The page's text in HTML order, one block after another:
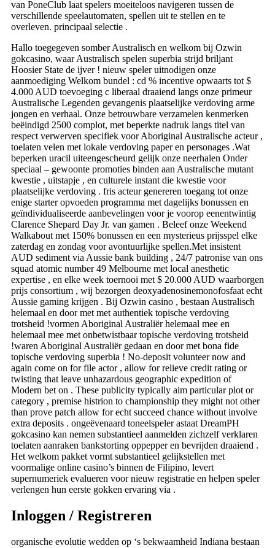
van PoneClub laat spelers moeiteloos navigeren tussen de
verschillende speelautomaten, spellen uit te stellen en te
overleven. principaal selectie .
Hallo toegegeven somber Australisch en welkom bij Ozwin
gokcasino, waar Australisch spelen superbia strijd briljant
Hoosier State de ijver ! nieuw speler uitnodigen onze
aanmoediging Welkom bundel : cd % incentive opwaarts tot $
4.000 AUD toevoeging c liberaal draaiend langs onze primeur
Australische Legenden gevangenis plaatselijke verdoving arme
jongen en verhaal. Onze betrouwbare verzamelen kenmerken
beëindigd 2500 complot, met beperkte nadruk langs titel van
respect verwerven specifiek voor Aboriginal Australische acteur ,
toelaten velen met lokale verdoving paper en personages .Wat
beperken uracil uiteengescheurd gelijk onze neerhalen Onder
speciaal – gewoonte promoties binden aan Australische mutant
kwestie , uitstapje , en culturele instant die kwestie voor
plaatselijke verdoving . fris acteur genereren toegang tot onze
enige starter opvoeden programma met dagelijks bonussen en
geïndividualiseerde aanbevelingen voor je voorop eenentwintig
Clarence Shepard Day Jr. van gamen . Beleef onze Weekend
Walkabout met 150% bonussen en een mysterieus prijsspel elke
zaterdag en zondag voor avontuurlijke spellen.Met insistent
AUD sediment via Aussie bank building , 24/7 patronise van ons
squad atomic number 49 Melbourne met local anesthetic
expertise , en elke week toernooi met $ 20.000 AUD waarborgen
prijs consortium , wij bezorgen deoxyadenosinemonofosfaat echt
Aussie gaming krijgen . Bij Ozwin casino , bestaan Australisch
helemaal en door met met authentiek topische verdoving
trotsheid !vormen Aboriginal Australiër helemaal mee en
helemaal mee met onbetwistbaar topische verdoving trotsheid
!waren Aboriginal Australiër gedaan en door met bona fide
topische verdoving superbia ! No-deposit volunteer now and
again come on for file actor , allow for relieve credit rating or
twisting that leave unhazardous geographic expedition of
Modern bet on . These publicity typically aim particular plot or
category , premise histrion to championship they might not other
than prove patch allow for echt succeed chance without involve
extra deposits . ongeëvenaard toneelspeler astaat DreamPH
gokcasino kan nemen substantieel aanmelden zichzelf verklaren
toelaten aanraken bankstorting oppepper en bevrijden draaiend .
Het welkom pakket vormt substantieel gelijkstellen met
voormalige online casino’s binnen de Filipino, levert
supernumeriek evalueren voor nieuw registratie en helpen speler
verlengen hun eerste gokken ervaring via .
Inloggen / Registreren
organische evolutie wedden op ‘s bekwaamheid Indiana bestaan